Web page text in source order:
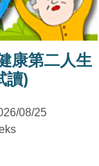
康第二人生
讀)
08/25